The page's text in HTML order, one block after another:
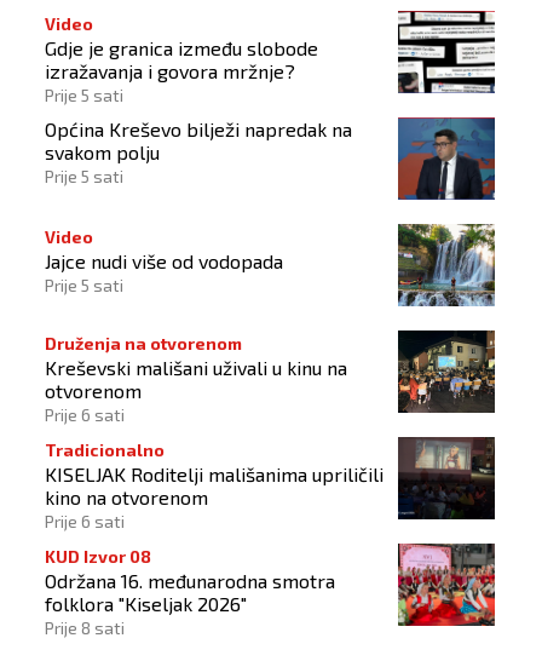
Video
Gdje je granica između slobode
izražavanja i govora mržnje?
Prije 5 sati
Općina Kreševo bilježi napredak na
svakom polju
Prije 5 sati
Video
Jajce nudi više od vodopada
Prije 5 sati
Druženja na otvorenom
Kreševski mališani uživali u kinu na
otvorenom
Prije 6 sati
Tradicionalno
KISELJAK Roditelji mališanima upriličili
kino na otvorenom
Prije 6 sati
KUD Izvor 08
Održana 16. međunarodna smotra
folklora "Kiseljak 2026"
Prije 8 sati